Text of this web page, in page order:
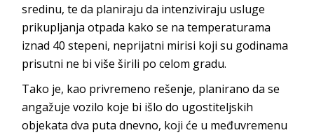
sredinu, te da planiraju da intenziviraju usluge
prikupljanja otpada kako se na temperaturama
iznad 40 stepeni, neprijatni mirisi koji su godinama
prisutni ne bi više širili po celom gradu.
Tako je, kao privremeno rešenje, planirano da se
angažuje vozilo koje bi išlo do ugostiteljskih
objekata dva puta dnevno, koji će u međuvremenu